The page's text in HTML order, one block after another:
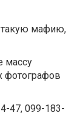
такую мафию,
массу
фотографов
47, 099-183-